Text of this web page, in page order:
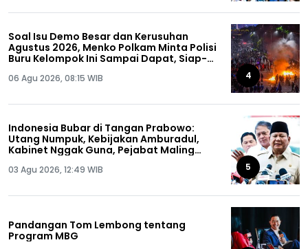
Soal Isu Demo Besar dan Kerusuhan
Agustus 2026, Menko Polkam Minta Polisi
Buru Kelompok Ini Sampai Dapat, Siap-
06 Agu 2026, 08:15 WIB 4
Indonesia Bubar di Tangan Prabowo:
Utang Numpuk, Kebijakan Amburadul,
Kabinet Nggak Guna, Pejabat Maling
03 Agu 2026, 12:49 WIB 5
Pandangan Tom Lembong tentang
Program MBG